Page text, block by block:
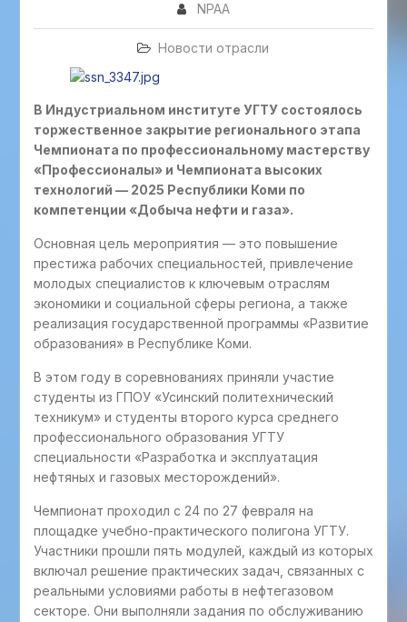
NPAA
Новости отрасли
В Индустриальном институте УГТУ состоялось
торжественное закрытие регионального этапа
Чемпионата по профессиональному мастерству
«Профессионалы» и Чемпионата высоких
технологий — 2025 Республики Коми по
компетенции «Добыча нефти и газа».
Основная цель мероприятия — это повышение
престижа рабочих специальностей, привлечение
молодых специалистов к ключевым отраслям
экономики и социальной сферы региона, а также
реализация государственной программы «Развитие
образования» в Республике Коми.
В этом году в соревнованиях приняли участие
студенты из ГПОУ «Усинский политехнический
техникум» и студенты второго курса среднего
профессионального образования УГТУ
специальности «Разработка и эксплуатация
нефтяных и газовых месторождений».
Чемпионат проходил с 24 по 27 февраля на
площадке учебно-практического полигона УГТУ.
Участники прошли пять модулей, каждый из которых
включал решение практических задач, связанных с
реальными условиями работы в нефтегазовом
секторе. Они выполняли задания по обслуживанию